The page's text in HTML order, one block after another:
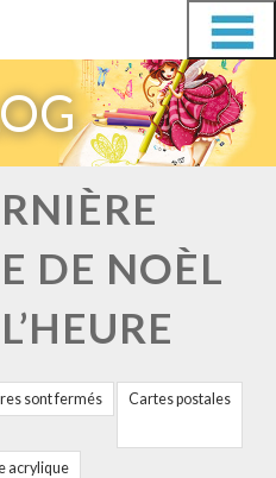
DE NOÈL
sont fermés Cartes postales
acrylique